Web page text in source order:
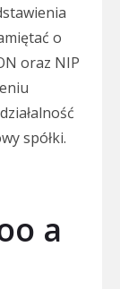
o
oraz NIP
spółki.
a